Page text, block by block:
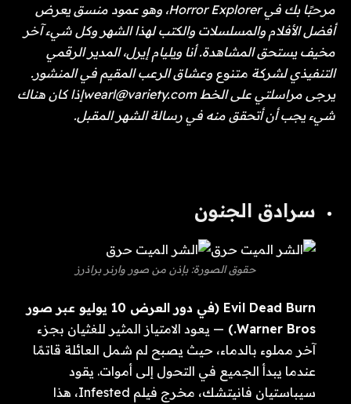
مرحبًا بك في Horror Explorer، وهو عمود منسق يعرض
أفضل الأفلام والمسلسلات والكتب لهذا الشهر وكل شيء آخر
مخيف يستحق المشاهدة. أنا ويليام إيرل، المدير الرقمي
التنفيذي لشركة متنوع وعشاق الرعب المقيم في المنشور.
يرجى مراسلتي على الخط wearl@variety.comإذا كان هناك
شيء يجب أن أتحقق منه في رسالة الشهر المقبل.
سرادق الجنون
حقوق الصورة: بإذن من صور وارنر براذرز
Evil Dead Burn (في دور العرض 10 يوليو عبر صور
Warner Bros.)
— يعود الامتياز المثير للغثيان بجزء
آخر مملوء بالدماء، حيث يصبح لم شمل العائلة قاتمًا
عندما يبدأ الجميع في التحول إلى أموات. يقود
سيباستيان فانيتشك، مخرج فيلم Infested، هذا